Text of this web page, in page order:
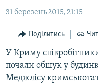
основної
навігації
Перейти
пошуку
БЛОГИ
ПОГЛЯД
ІНТЕРВ'Ю
ВСЕ ЗА ДЕНЬ
31 березень 2015, 21:15
Поділитись
У Криму
почали обшук у
Меджлісу